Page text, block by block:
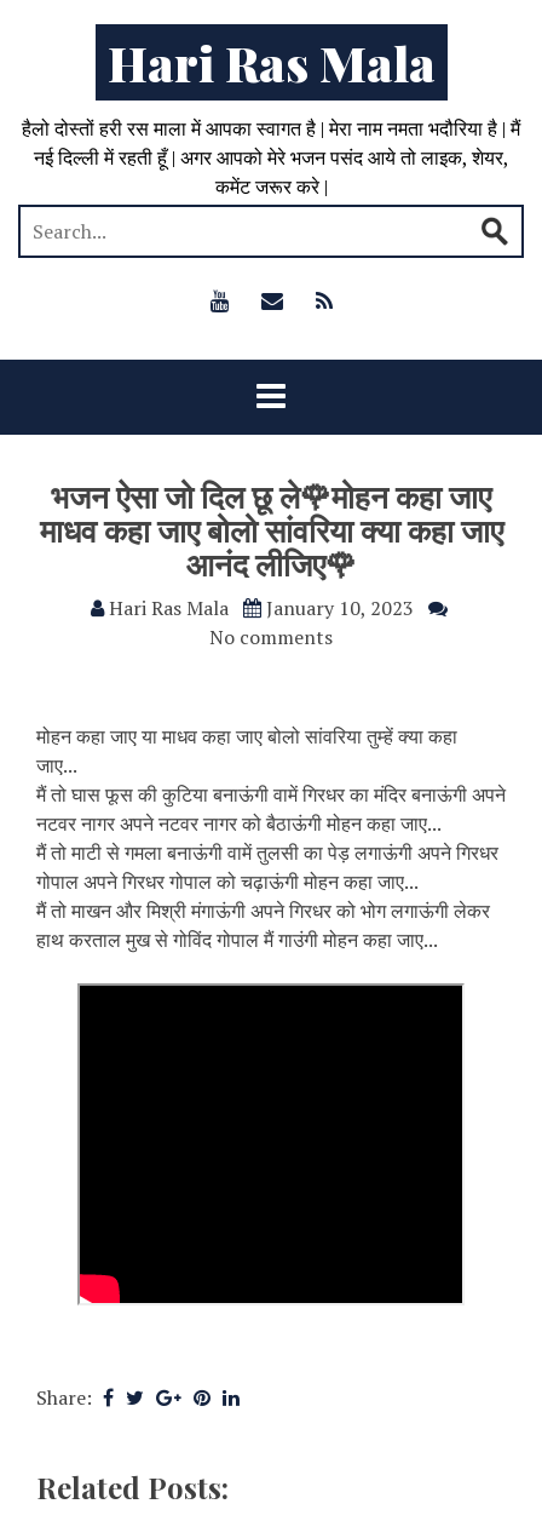
Hari Ras Mala
हैलो दोस्तों हरी रस माला में आपका स्वागत है | मेरा नाम नमता भदौरिया है | मैं
नई दिल्ली में रहती हूँ | अगर आपको मेरे भजन पसंद आये तो लाइक, शेयर,
कमेंट जरूर करे |
भजन ऐसा जो दिल छू ले🌹मोहन कहा जाए
माधव कहा जाए बोलो सांवरिया क्या कहा जाए
आनंद लीजिए🌹
Hari Ras Mala
January 10, 2023
No comments
मोहन कहा जाए या माधव कहा जाए बोलो सांवरिया तुम्हें क्या कहा
जाए...
मैं तो घास फूस की कुटिया बनाऊंगी वामें गिरधर का मंदिर बनाऊंगी अपने
नटवर नागर अपने नटवर नागर को बैठाऊंगी मोहन कहा जाए...
मैं तो माटी से गमला बनाऊंगी वामें तुलसी का पेड़ लगाऊंगी अपने गिरधर
गोपाल अपने गिरधर गोपाल को चढ़ाऊंगी मोहन कहा जाए...
मैं तो माखन और मिश्री मंगाऊंगी अपने गिरधर को भोग लगाऊंगी लेकर
हाथ करताल मुख से गोविंद गोपाल मैं गाउंगी मोहन कहा जाए...
Share:
Related Posts: